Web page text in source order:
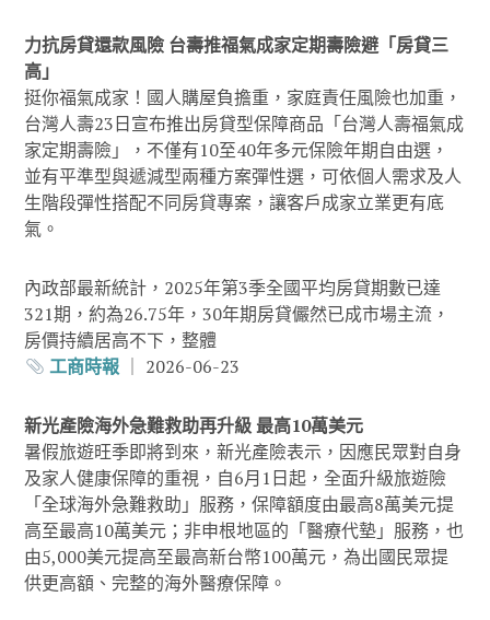
力抗房貸還款風險 台壽推福氣成家定期壽險避「房貸三
高」
挺你福氣成家！國人購屋負擔重，家庭責任風險也加重，
台灣人壽23日宣布推出房貸型保障商品「台灣人壽福氣成
家定期壽險」，不僅有10至40年多元保險年期自由選，
並有平準型與遞減型兩種方案彈性選，可依個人需求及人
生階段彈性搭配不同房貸專案，讓客戶成家立業更有底
氣。
內政部最新統計，2025年第3季全國平均房貸期數已達
321期，約為26.75年，30年期房貸儼然已成市場主流，
房價持續居高不下，整體
工商時報｜ 2026-06-23
新光產險海外急難救助再升級 最高10萬美元
暑假旅遊旺季即將到來，新光產險表示，因應民眾對自身
及家人健康保障的重視，自6月1日起，全面升級旅遊險
「全球海外急難救助」服務，保障額度由最高8萬美元提
高至最高10萬美元；非申根地區的「醫療代墊」服務，也
由5,000美元提高至最高新台幣100萬元，為出國民眾提
供更高額、完整的海外醫療保障。